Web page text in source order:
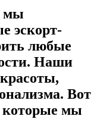
мы
эскорт-
любые
Наши
Вот
которые мы